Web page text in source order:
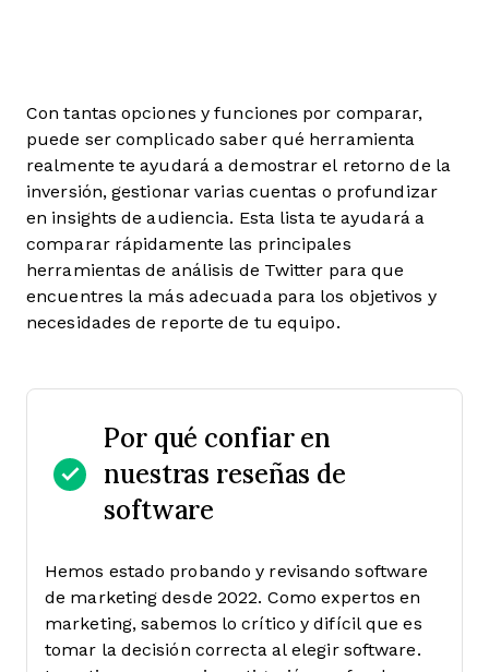
Con tantas opciones y funciones por comparar,
puede ser complicado saber qué herramienta
realmente te ayudará a demostrar el retorno de la
inversión, gestionar varias cuentas o profundizar
en insights de audiencia. Esta lista te ayudará a
comparar rápidamente las principales
herramientas de análisis de Twitter para que
encuentres la más adecuada para los objetivos y
necesidades de reporte de tu equipo.
Por qué confiar en
nuestras reseñas de
software
Hemos estado probando y revisando software
de marketing desde 2022. Como expertos en
marketing, sabemos lo crítico y difícil que es
tomar la decisión correcta al elegir software.